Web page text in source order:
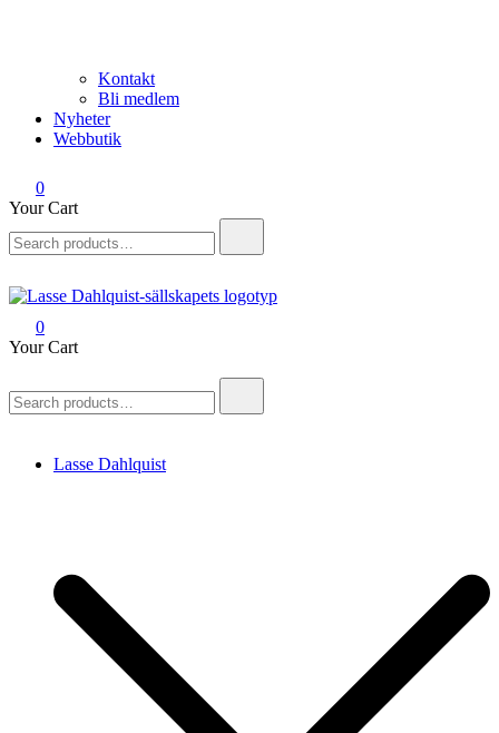
Kontakt
Bli medlem
Nyheter
Webbutik
0
Your Cart
for:
Lasse Dahlquist-sällskapet
Allt om Lasse Dahlquist – kompositör, musiker, artist, kåsör och
skådespelare
0
Your Cart
for:
Lasse Dahlquist